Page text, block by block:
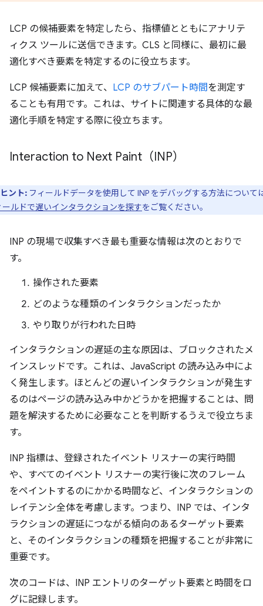
LCP の候補要素を特定したら、指標値とともにアナリテ
ィクス ツールに送信できます。CLS と同様に、最初に最
適化すべき要素を特定するのに役立ちます。
LCP 候補要素に加えて、 LCP のサブパート時間を測定す
ることも有用です。これは、サイトに関連する具体的な最
適化手順を特定する際に役立ちます。
Interaction to Next Paint（INP）
ヒント: フィールドデータを使用して INP をデバッグする方法について
ールドで遅いインタラクションを探すをご覧ください。
INP の現場で収集すべき最も重要な情報は次のとおりで
す。
操作された要素
どのような種類のインタラクションだったか
やり取りが行われた日時
インタラクションの遅延の主な原因は、ブロックされたメ
インスレッドです。これは、JavaScript の読み込み中によ
く発生します。ほとんどの遅いインタラクションが発生す
るのはページの読み込み中かどうかを把握することは、問
題を解決するために必要なことを判断するうえで役立ちま
す。
INP 指標は、登録されたイベント リスナーの実行時間
や、すべてのイベント リスナーの実行後に次のフレーム
をペイントするのにかかる時間など、インタラクションの
レイテンシ全体を考慮します。つまり、INP では、インタ
ラクションの遅延につながる傾向のあるターゲット要素
と、そのインタラクションの種類を把握することが非常に
重要です。
次のコードは、INP エントリのターゲット要素と時間をロ
グに記録します。